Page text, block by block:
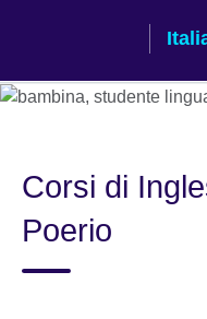
content
Corsi di
Poerio